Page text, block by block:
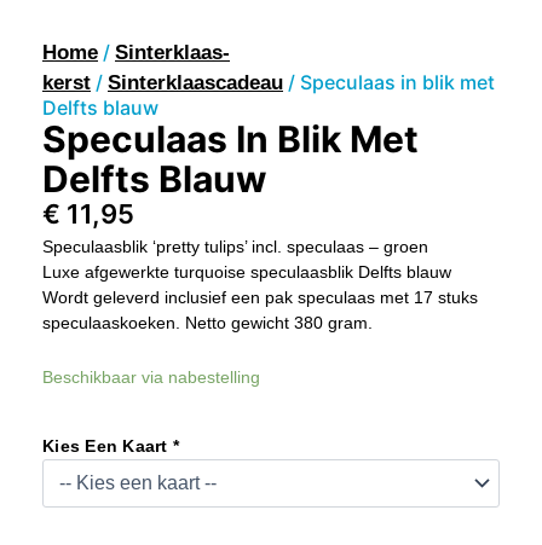
Home / Sinterklaas-
kerst / Sinterklaascadeau / Speculaas in blik met
Delfts blauw
Speculaas In Blik Met
Delfts Blauw
€ 11,95
Speculaasblik ‘pretty tulips’ incl. speculaas – groen
Luxe afgewerkte turquoise speculaasblik Delfts blauw
Wordt geleverd inclusief een pak speculaas met 17 stuks
speculaaskoeken. Netto gewicht 380 gram.
Beschikbaar via nabestelling
Kies Een Kaart *
Met
Delfts
Blauw